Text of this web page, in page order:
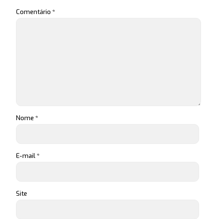
Comentário *
Nome *
E-mail*
Site